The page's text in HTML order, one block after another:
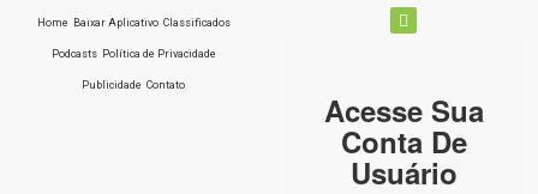
Home Baixar Aplicativo Classificados
Podcasts Política de Privacidade
Publicidade Contato
Acesse Sua
Conta De
Usuário